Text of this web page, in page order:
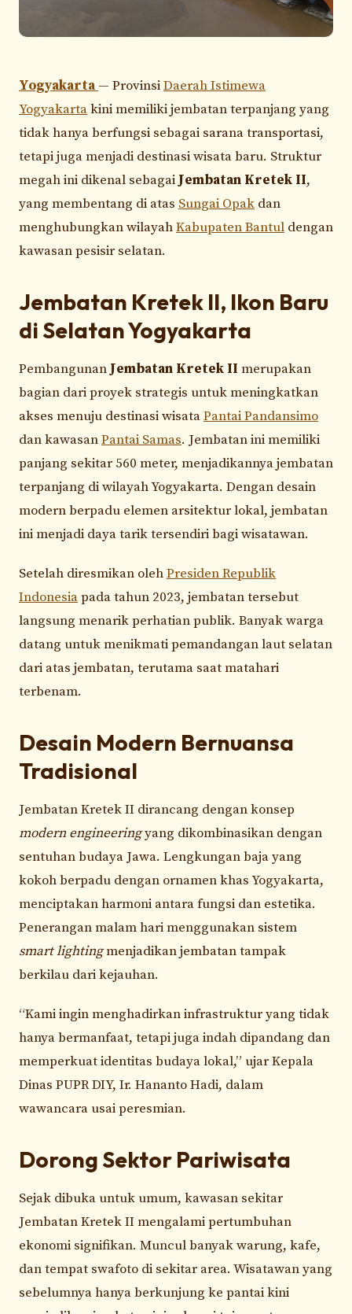
Yogyakarta — ProvinsiDaerah Istimewa
Yogyakartakini memiliki jembatan terpanjang yang
tidak hanya berfungsi sebagai sarana transportasi,
tetapi juga menjadi destinasi wisata baru. Struktur
megah ini dikenal sebagai Jembatan Kretek II,
yang membentang di atas Sungai Opak dan
menghubungkan wilayahKabupaten Bantul dengan
kawasan pesisir selatan.
Jembatan Kretek II, Ikon Baru
di Selatan Yogyakarta
Pembangunan Jembatan Kretek II merupakan
bagian dari proyek strategis untuk meningkatkan
akses menuju destinasi wisataPantai Pandansimo
dan kawasanPantai Samas. Jembatan ini memiliki
panjang sekitar 560 meter, menjadikannya jembatan
terpanjang di wilayah Yogyakarta. Dengan desain
modern berpadu elemen arsitektur lokal, jembatan
ini menjadi daya tarik tersendiri bagi wisatawan.
Setelah diresmikan olehPresiden Republik
Indonesiapada tahun 2023, jembatan tersebut
langsung menarik perhatian publik. Banyak warga
datang untuk menikmati pemandangan laut selatan
dari atas jembatan, terutama saat matahari
terbenam.
Desain Modern Bernuansa
Tradisional
Jembatan Kretek II dirancang dengan konsep
modern engineeringyang dikombinasikan dengan
sentuhan budaya Jawa. Lengkungan baja yang
kokoh berpadu dengan ornamen khas Yogyakarta,
menciptakan harmoni antara fungsi dan estetika.
Penerangan malam hari menggunakan sistem
smart lightingmenjadikan jembatan tampak
berkilau dari kejauhan.
“Kami ingin menghadirkan infrastruktur yang tidak
hanya bermanfaat, tetapi juga indah dipandang dan
memperkuat identitas budaya lokal,” ujar Kepala
Dinas PUPR DIY, Ir. Hananto Hadi, dalam
wawancara usai peresmian.
Dorong Sektor Pariwisata
Sejak dibuka untuk umum, kawasan sekitar
Jembatan Kretek II mengalami pertumbuhan
ekonomi signifikan. Muncul banyak warung, kafe,
dan tempat swafoto di sekitar area. Wisatawan yang
sebelumnya hanya berkunjung ke pantai kini